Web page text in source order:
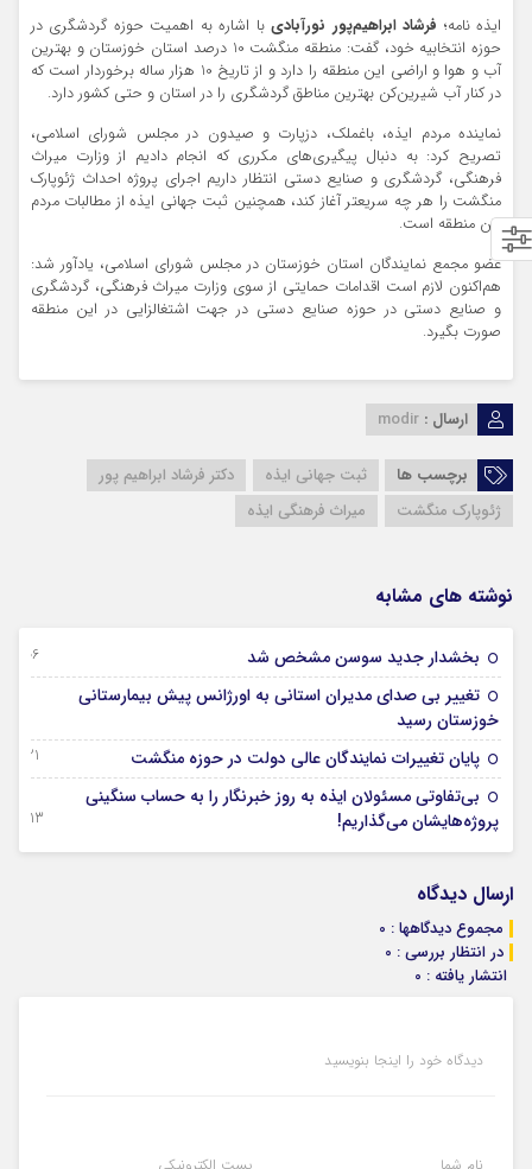
ایذه نامه؛ فرشاد ابراهیم‌پور نورآبادیبا اشاره به اهمیت حوزه گردشگری در
حوزه انتخابیه خود، گفت: منطقه منگشت 10 درصد استان خوزستان و بهترین
آب و هوا و اراضی این منطقه را دارد و از تاریخ 10 هزار ساله برخوردار است که
در کنار آب‌ شیرین‌کن بهترین مناطق گردشگری را در استان و حتی کشور دارد.
نماینده مردم ایذه، باغملک، دزپارت و صیدون در مجلس شورای اسلامی،
تصریح کرد: به دنبال پیگیری‌های مکرری که انجام دادیم از وزارت میراث
فرهنگی، گردشگری و صنایع دستی انتظار داریم اجرای پروژه احداث ژئوپارک
منگشت را هر چه سریعتر آغاز کند، همچنین ثبت جهانی ایذه از مطالبات مردم
این منطقه است.
عضو مجمع نمایندگان استان خوزستان در مجلس شورای اسلامی، یادآور شد:
هم‌اکنون لازم است اقدامات حمایتی از سوی وزارت میراث فرهنگی، گردشگری
و صنایع دستی در حوزه صنایع دستی در جهت اشتغالزایی در این منطقه
صورت بگیرد.
ارسال : modir
برچسب ها ثبت جهانی ایذه
دکتر فرشاد ابراهیم پور
ژئوپارک منگشت
میراث فرهنگی ایذه
نوشته های مشابه
بخشدار جدید سوسن مشخص شد 06 دسامبر 2025
تغییر بی صدای مدیران استانی به اورژانس پیش بیمارستانی
خوزستان رسید
پایان تغییرات نمایندگان عالی دولت در حوزه منگشت 21 دسامبر 2024
بی‌تفاوتی مسئولان ایذه به روز خبرنگار را به حساب سنگینی
پروژه‌هایشان می‌گذاریم!
13 آگوست 2024
ارسال دیدگاه
مجموع دیدگاهها : 0
در انتظار بررسی : 0
انتشار یافته : 0
دیدگاه خود را اینجا بنویسید